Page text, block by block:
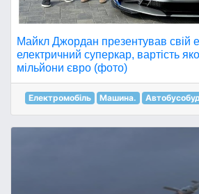
Майкл Джордан презентував свій
електричний суперкар, вартість
мільйони євро (фото)
Електромобіль Машина.